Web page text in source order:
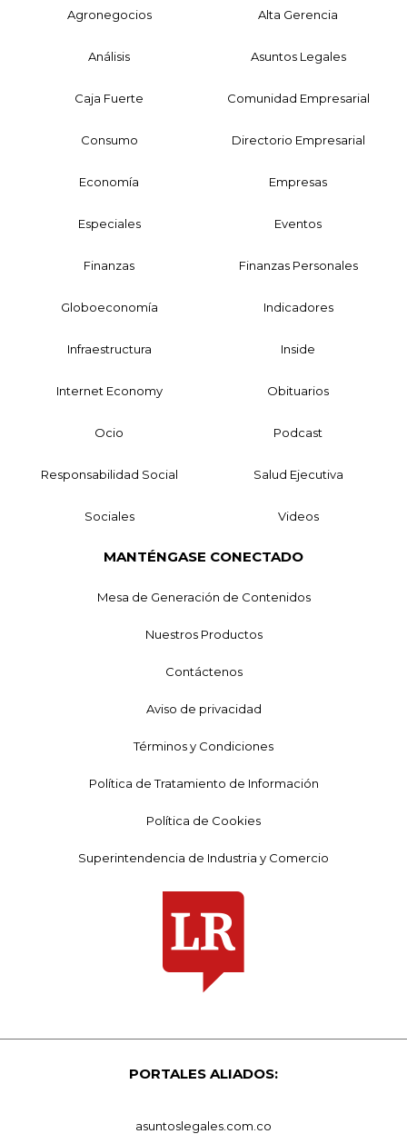
Agronegocios Alta Gerencia
Análisis Asuntos Legales
Caja Fuerte Comunidad Empresarial
Consumo Directorio Empresarial
Economía Empresas
Especiales Eventos
Finanzas Finanzas Personales
Globoeconomía Indicadores
Infraestructura Inside
Internet Economy Obituarios
Ocio Podcast
Responsabilidad Social Salud Ejecutiva
Sociales Videos
MANTÉNGASE CONECTADO
Mesa de Generación de Contenidos
Nuestros Productos
Contáctenos
Aviso de privacidad
Términos y Condiciones
Política de Tratamiento de Información
Política de Cookies
Superintendencia de Industria y Comercio
PORTALES ALIADOS:
asuntoslegales.com.co